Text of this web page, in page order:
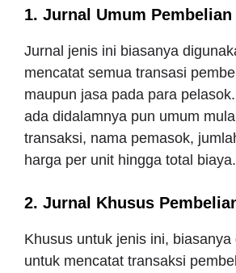
1. Jurnal Umum Pembelian
Jurnal jenis ini biasanya
mencatat semua transasi
maupun jasa pada para
ada didalamnya pun umum
transaksi, nama pemasok,
harga per unit hingga total biaya.
2. Jurnal Khusus
Khusus untuk jenis ini, biasanya
untuk mencatat transaksi